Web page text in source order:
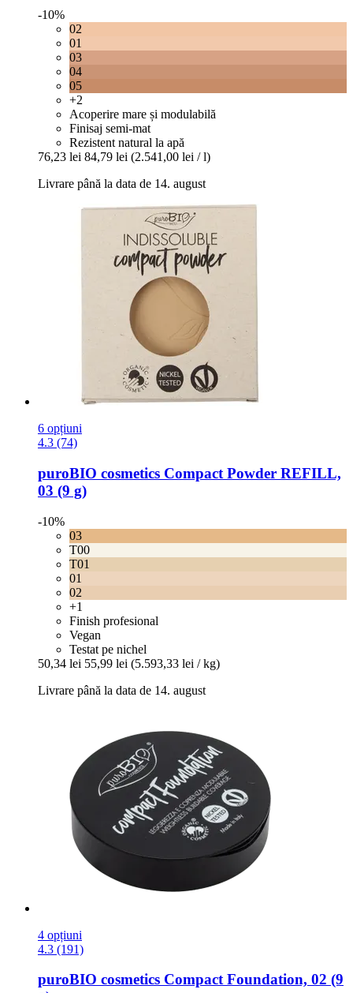
-10%
02
01
03
04
05
+2
Acoperire mare și modulabilă
Finisaj semi-mat
Rezistent natural la apă
76,23 lei 84,79 lei (2.541,00 lei / l)
Livrare până la data de 14. august
6 opțiuni
4.3 (74)
puroBIO cosmetics Compact Powder REFILL,
03 (9 g)
-10%
03
T00
T01
01
02
+1
Finish profesional
Vegan
Testat pe nichel
50,34 lei 55,99 lei (5.593,33 lei / kg)
Livrare până la data de 14. august
4 opțiuni
4.3 (191)
puroBIO cosmetics Compact Foundation, 02 (9